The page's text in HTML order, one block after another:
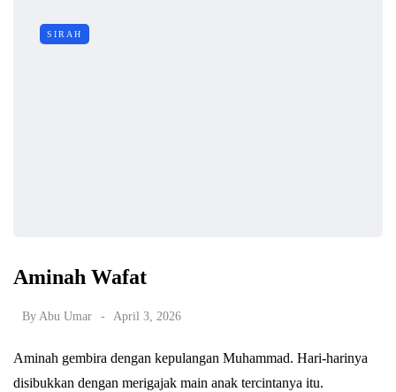
SIRAH
Aminah Wafat
By Abu Umar April 3, 2026
Aminah gembira dengan kepulangan Muhammad. Hari-harinya
disibukkan dengan merigajak main anak tercintanya itu.